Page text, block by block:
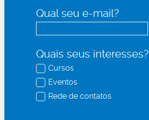
Qual seu e-mail?
Quais seus interesses?
Cursos
Eventos
Rede de contatos